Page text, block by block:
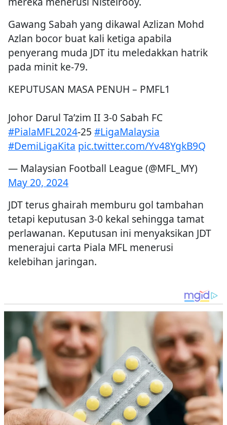
Gawang Sabah yang dikawal Azlizan Mohd
Azlan bocor buat kali ketiga apabila
penyerang muda JDT itu meledakkan hatrik
pada minit ke-79.
KEPUTUSAN MASA PENUH – PMFL1
Johor Darul Ta’zim II 3-0 Sabah FC
#PialaMFL2024-25 #LigaMalaysia
#DemiLigaKita pic.twitter.com/Yv48YgkB9Q
— Malaysian Football League (@MFL_MY)
May 20, 2024
JDT terus ghairah memburu gol tambahan
tetapi keputusan 3-0 kekal sehingga tamat
perlawanan. Keputusan ini menyaksikan JDT
menerajui carta Piala MFL menerusi
kelebihan jaringan.